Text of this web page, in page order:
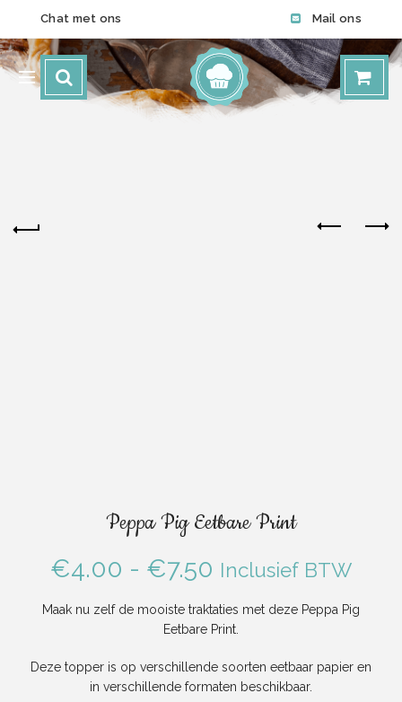
Chat met ons Mail ons
Peppa Pig Eetbare Print
€4.00 - €7.50 Prijsklasse:
€4.00
€7.50
Inclusief BTW
Maak nu zelf de mooiste traktaties met deze Peppa Pig
Eetbare Print.
Deze topper is op verschillende soorten eetbaar papier en
in verschillende formaten beschikbaar.